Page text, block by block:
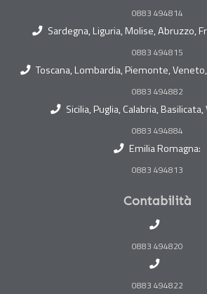
0883 494814
Sardegna, Liguria, Molise, Abruzzo,
0883 494815
Toscana, Lombardia, Piemonte,
0883 494882
Sicilia, Puglia, Calabria,
0883 494884
Emilia Romagna:
0883 494813
Contabilità
0883 494820
0883 494822